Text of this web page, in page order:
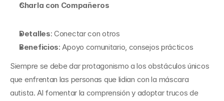
Charla con Compañeros
Detalles: Conectar con otros
Beneficios: Apoyo comunitario, consejos prácticos
Siempre se debe dar protagonismo a los obstáculos únicos
que enfrentan las personas que lidian con la máscara
autista. Al fomentar la comprensión y adoptar trucos de